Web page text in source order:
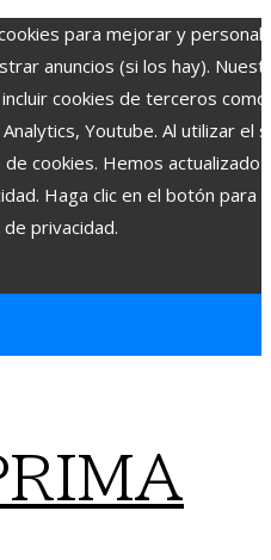
para mejorar y
anuncios (si los hay).
cookies de terceros como
Youtube. Al utilizar el
cookies. Hemos actualizado
Haga clic en el botón para
privacidad.